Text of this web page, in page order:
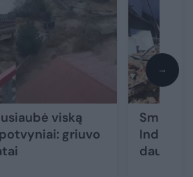
viską
griuvo
Smūgis,
→